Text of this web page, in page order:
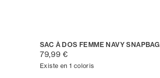
SAC À DOS FEMME NAVY SNAPBAG
79,99 €
Existe en 1 coloris